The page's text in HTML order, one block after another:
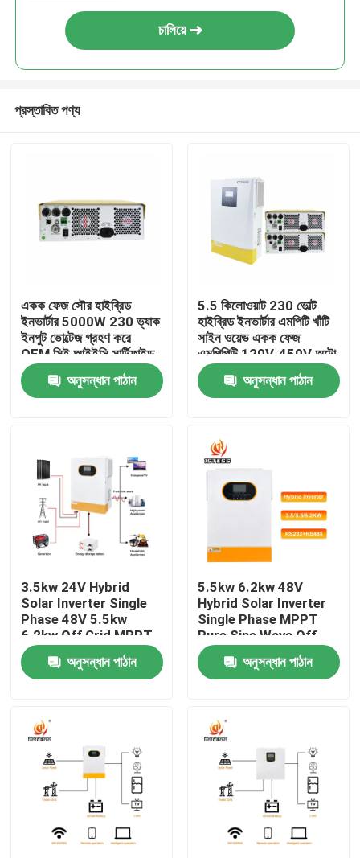
বাড়ি
আমাদের সম্পর্কে
কারখানা পরিদর্শন
গুণমান নিয়ন্ত্রণ
একটি উদ্ধৃতি অনুরোধ করুন
VFD পরিবর্তনশীল ফ্রিকোয়েন্সি ড্রাইভ
চালিয়ে
প্রস্তাবিত পণ্য
একক ফেজ সৌর হাইব্রিড
ইনভার্টার 5000W 230 ভ্যাক
ইনপুট ভোল্টেজ গ্রহণ করে
OEM সিই আইইসি সার্টিফাইড
অনুসন্ধান পাঠান
5.5 কিলোওয়াট 230 ভোল্ট
হাইব্রিড ইনভার্টার এমপিটি খাঁটি
সাইন ওয়েভ একক ফেজ
এমপিপিটি 120V-450V অটো
সেন্সিং
অনুসন্ধান পাঠান
3.5kw 24V Hybrid
Solar Inverter Single
Phase 48V 5.5kw
6.2kw Off Grid MPPT
Pure Sine Wave With
Lithium Battery
Activation
অনুসন্ধান পাঠান
5.5kw 6.2kw 48V
Hybrid Solar Inverter
Single Phase MPPT
Pure Sine Wave Off
Grid Solar Inverter
Fast 10ms Transfer
Time
অনুসন্ধান পাঠান